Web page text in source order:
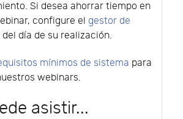
Si desea ahorrar tiempo en
configure el gestor de
día de su realización.
mínimos de sistema para
webinars.
asistir...